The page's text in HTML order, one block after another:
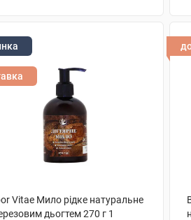
Vitae Мило рідке натуральне
дьогтем 270 г 1